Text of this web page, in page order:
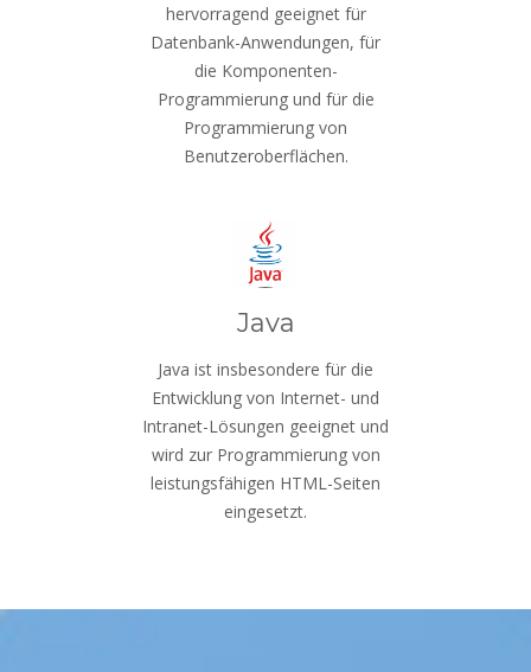
hervorragend geeignet für
Datenbank-Anwendungen, für
die Komponenten-
Programmierung und für die
Programmierung von
Benutzeroberflächen.
Java
Java ist insbesondere für die
Entwicklung von Internet- und
Intranet-Lösungen geeignet und
wird zur Programmierung von
leistungsfähigen HTML-Seiten
eingesetzt.